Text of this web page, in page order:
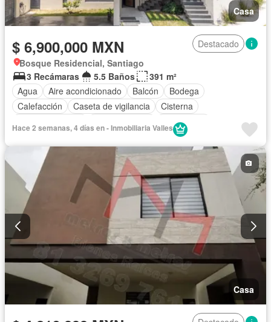
Casa
$ 6,900,000 MXN
Destacado
Bosque Residencial, Santiago
3 Recámaras
5.5 Baños
391 m²
Agua
Aire acondicionado Balcón
Bodega
Calefacción
Caseta de vigilancia
Cisterna
Electricidad
Internet
Despacho
Recámara con closet
Azotea
Televisión por cable
Terraza Vista panorámica
Wifi
Zonas verdes
Parcialmente amueblado
Hace 2 semanas, 4 días en - Inmobiliaria Valles
Casa